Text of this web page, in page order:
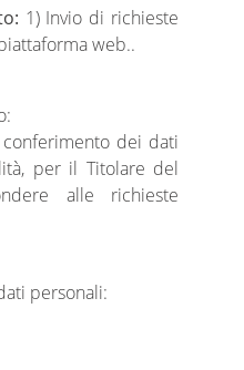
1) Invio di richieste
web..
dei dati
per il Titolare del
alle richieste
personali: